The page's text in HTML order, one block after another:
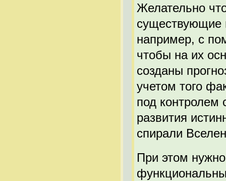
Желательно
существующие
например, с
чтобы на их
созданы
учетом того
под контролем
развития
спирали
При этом